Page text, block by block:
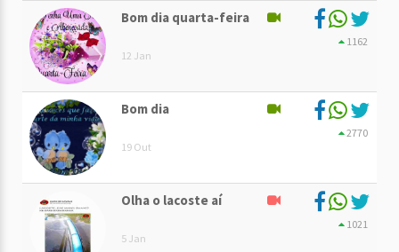
Bom dia quarta-feira
12 Jan
1162
Bom dia
19 Out
2770
Olha o lacoste aí
5 Jan
1021